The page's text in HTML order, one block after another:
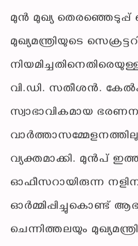
മുൻ മുഖ്യ
മുഖ്യമന്ത്രിയുടെ
വി.ഡി. സതീശൻ.
സ്വാഭാവികമായ
വ്യക്തമാക്കി. മുൻപ്
ഓഫീസറായിരുന്ന
ഓർമ്മിപ്പിച്ചുകൊണ്ട്
ചെന്നിത്തലയും